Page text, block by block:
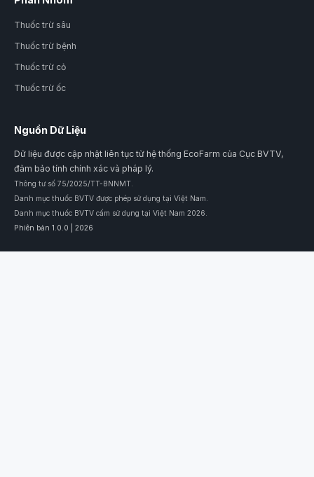
Thuốc trừ sâu
Thuốc trừ bệnh
Thuốc trừ cỏ
Thuốc trừ ốc
Nguồn Dữ Liệu
Dữ liệu được cập nhật liên tục từ hệ thống EcoFarm của Cục BVTV,
đảm bảo tính chính xác và pháp lý.
Thông tư số 75/2025/TT-BNNMT.
Danh mục thuốc BVTV được phép sử dụng tại Việt Nam.
Danh mục thuốc BVTV cấm sử dụng tại Việt Nam 2026.
Phiên bản 1.0.0 | 2026